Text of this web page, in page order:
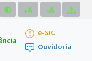
brightness_medium A
+ A
-
e-SIC
Ouvidoria